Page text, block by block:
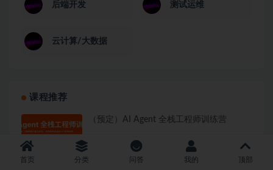
后端开发 测试运维
云计算/大数据
课程推荐
（预定）AI Agent 全栈工程师训练营
首页 分类 问答 我的 顶部